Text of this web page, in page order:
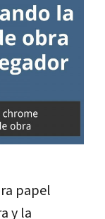
papel
y la